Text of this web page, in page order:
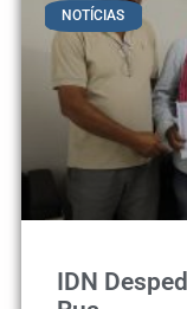
NOTÍCIAS
IDN